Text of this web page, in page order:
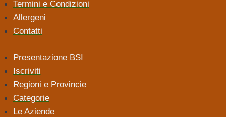
Termini e Condizioni
Allergeni
Contatti
Presentazione BSI
Iscriviti
Regioni e Provincie
Categorie
Le Aziende